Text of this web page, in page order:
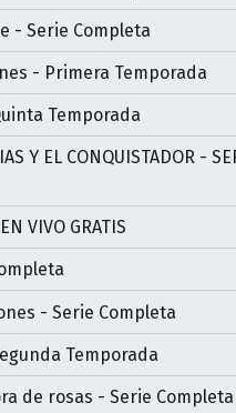
- Serie Completa
- Primera Temporada
Temporada
Y EL CONQUISTADOR -
VIVO GRATIS
- Serie Completa
Temporada
de rosas - Serie Completa